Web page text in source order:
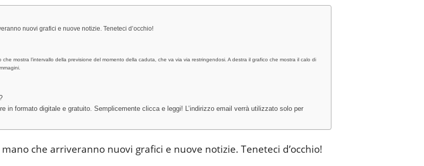
nuovi grafici e nuove notizie. Teneteci d’occhio!
mostra l’intervallo della previsione del momento della caduta, che va via via restringendosi. A destra il grafico che mostra il calo di
in formato digitale e gratuito. Semplicemente clicca e leggi! L’indirizzo email verrà utilizzato solo per
che arriveranno nuovi grafici e nuove notizie. Teneteci d’occhio!